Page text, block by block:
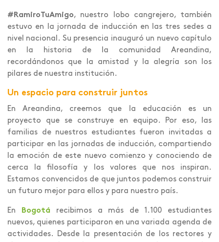
#RamiroTuAmigo, nuestro lobo cangrejero, también
estuvo en la jornada de inducción en las tres sedes a
nivel nacional. Su presencia inauguró un nuevo capítulo
en la historia de la comunidad Areandina,
recordándonos que la amistad y la alegría son los
pilares de nuestra institución.
Un espacio para construir juntos
En Areandina, creemos que la educación es un
proyecto que se construye en equipo. Por eso, las
familias de nuestros estudiantes fueron invitadas a
participar en las jornadas de inducción, compartiendo
la emoción de este nuevo comienzo y conociendo de
cerca la filosofía y los valores que nos inspiran.
Estamos convencidos de que juntos podemos construir
un futuro mejor para ellos y para nuestro país.
En Bogotá recibimos a más de 1.100 estudiantes
nuevos, quienes participaron en una variada agenda de
actividades. Desde la presentación de los rectores y